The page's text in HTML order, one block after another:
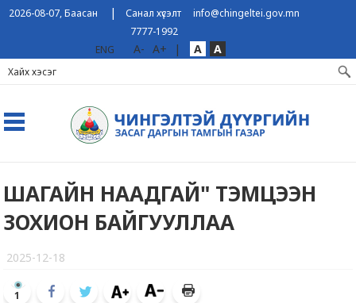
2026-08-07, Баасан |Санал хүсэлт
info@chingeltei.gov.mn
7777-1992
ENG
A- A+ | A A
ШАГАЙН НААДГАЙ" ТЭМЦЭЭН
ЗОХИОН БАЙГУУЛЛАА
2025-12-18
1